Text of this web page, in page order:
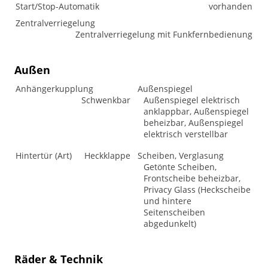
Start/Stop-Automatik
vorhanden
Zentralverriegelung
Zentralverriegelung mit Funkfernbedienung
Außen
Anhängerkupplung
Schwenkbar
Außenspiegel
Außenspiegel elektrisch
anklappbar, Außenspiegel
beheizbar, Außenspiegel
elektrisch verstellbar
Hintertür (Art)
Heckklappe
Scheiben, Verglasung
Getönte Scheiben,
Frontscheibe beheizbar,
Privacy Glass (Heckscheibe
und hintere
Seitenscheiben
abgedunkelt)
Räder & Technik